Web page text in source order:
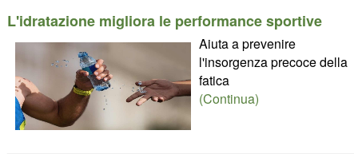
L'idratazione migliora le performance sportive
Aiuta a prevenire
l'insorgenza precoce della
fatica
(Continua)